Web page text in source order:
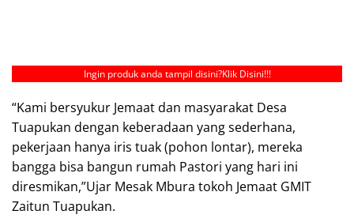
Ingin produk anda tampil disini?Klik Disini!!!
“Kami bersyukur Jemaat dan masyarakat Desa
Tuapukan dengan keberadaan yang sederhana,
pekerjaan hanya iris tuak (pohon lontar), mereka
bangga bisa bangun rumah Pastori yang hari ini
diresmikan,”Ujar Mesak Mbura tokoh Jemaat GMIT
Zaitun Tuapukan.